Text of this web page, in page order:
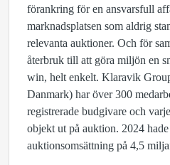
förankring för en ansvarsfull
marknadsplatsen som aldrig
relevanta auktioner. Och för
återbruk till att göra miljön en
win, helt enkelt. Klaravik
Danmark) har över 300
registrerade budgivare och
objekt ut på auktion. 2024
auktionsomsättning på 4,5